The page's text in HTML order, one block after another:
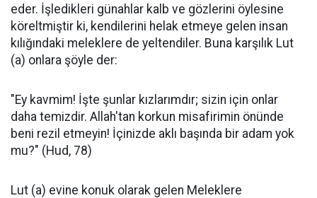
eder. İşledikleri günahlar kalb ve gözlerini öylesine
köreltmiştir ki, kendilerini helak etmeye gelen insan
kılığındaki meleklere de yeltendiler. Buna karşılık Lut
(a) onlara şöyle der:
"Ey kavmim! İşte şunlar kızlarımdır; sizin için onlar
daha temizdir. Allah'tan korkun misafirimin önünde
beni rezil etmeyin! İçinizde aklı başında bir adam yok
mu?" (Hud, 78)
Lut (a) evine konuk olarak gelen Meleklere